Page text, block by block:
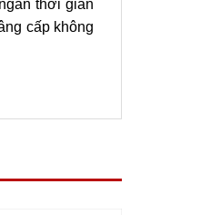
thời gian
cấp không